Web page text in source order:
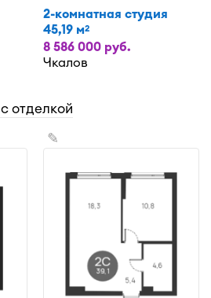
2-комнатная студия
45,19 м2
8 586 000 руб.
Чкалов
отделкой
✎